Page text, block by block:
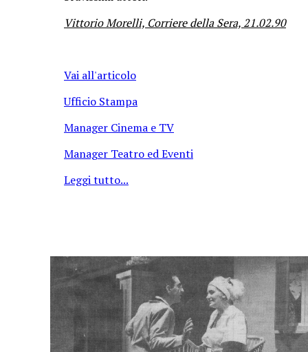
Vittorio Morelli, Corriere della Sera, 21.02.90
Vai all'articolo
Ufficio Stampa
Manager Cinema e TV
Manager Teatro ed Eventi
Leggi tutto...